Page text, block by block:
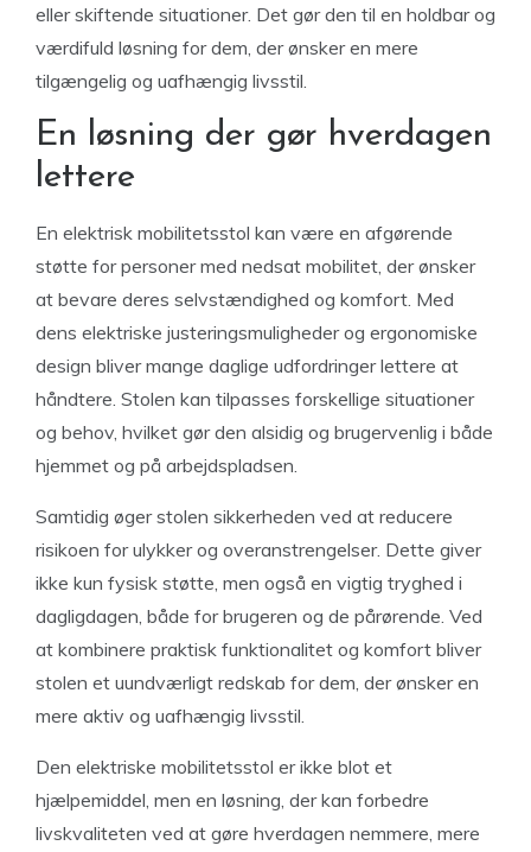
eller skiftende situationer. Det gør den til en holdbar og
værdifuld løsning for dem, der ønsker en mere
tilgængelig og uafhængig livsstil.
En løsning der gør hverdagen
lettere
En elektrisk mobilitetsstol kan være en afgørende
støtte for personer med nedsat mobilitet, der ønsker
at bevare deres selvstændighed og komfort. Med
dens elektriske justeringsmuligheder og ergonomiske
design bliver mange daglige udfordringer lettere at
håndtere. Stolen kan tilpasses forskellige situationer
og behov, hvilket gør den alsidig og brugervenlig i både
hjemmet og på arbejdspladsen.
Samtidig øger stolen sikkerheden ved at reducere
risikoen for ulykker og overanstrengelser. Dette giver
ikke kun fysisk støtte, men også en vigtig tryghed i
dagligdagen, både for brugeren og de pårørende. Ved
at kombinere praktisk funktionalitet og komfort bliver
stolen et uundværligt redskab for dem, der ønsker en
mere aktiv og uafhængig livsstil.
Den elektriske mobilitetsstol er ikke blot et
hjælpemiddel, men en løsning, der kan forbedre
livskvaliteten ved at gøre hverdagen nemmere, mere